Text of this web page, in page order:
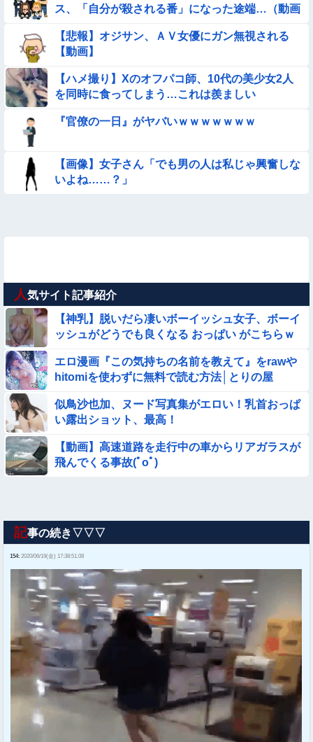
ス、「自分が殺される番」になった途端…（動画
【悲報】オジサン、ＡＶ女優にガン無視される
【動画】
【ハメ撮り】Xのオフパコ師、10代の美少女2人
を同時に食ってしまう…これは羨ましい
『官僚の一日』がヤバいｗｗｗｗｗｗｗ
【画像】女子さん「でも男の人は私じゃ興奮しな
いよね……？」
人気サイト記事紹介
【神乳】脱いだら凄いボーイッシュ女子、ボーイ
ッシュがどうでも良くなる おっぱい がこちらｗ
エロ漫画『この気持ちの名前を教えて』をrawや
hitomiを使わずに無料で読む方法│とりの屋
似鳥沙也加、ヌード写真集がエロい！乳首おっぱ
い露出ショット、最高！
【動画】高速道路を走行中の車からリアガラスが
飛んでくる事故(ﾟoﾟ)
記事の続き▽▽▽
154: 2020/06/19(金) 17:38:51.08